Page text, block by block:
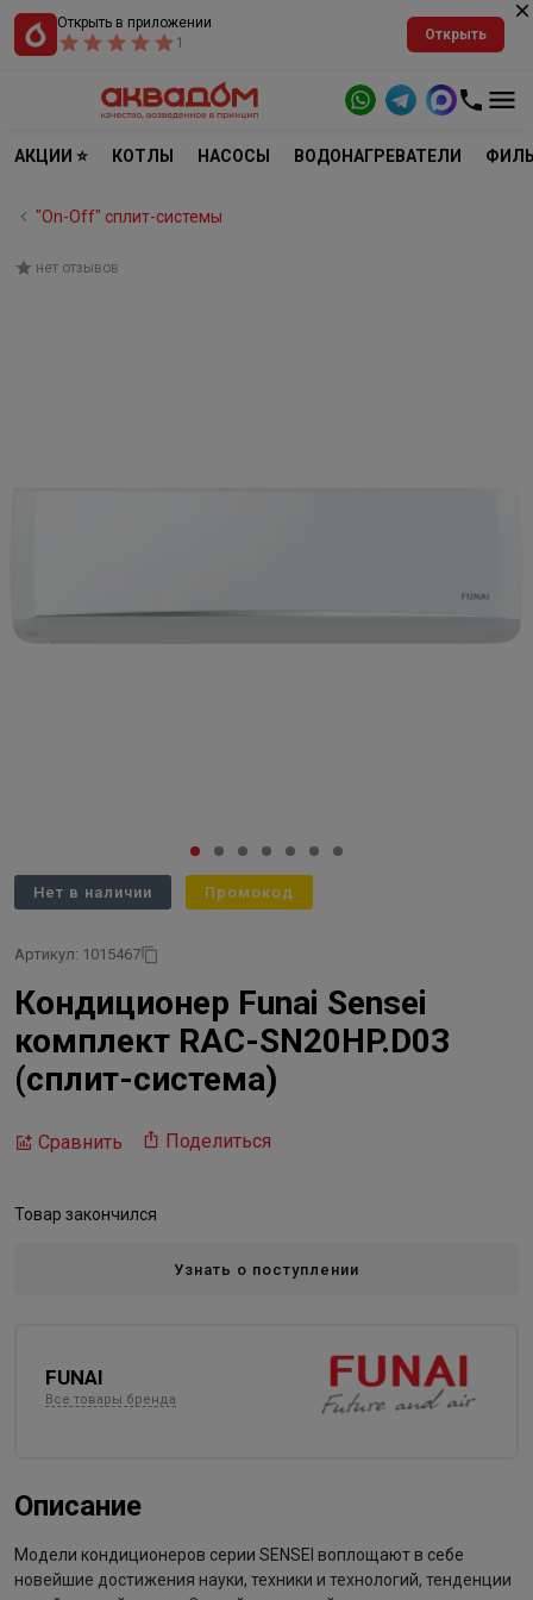
Открыть в приложении
1
Открыть
АКЦИИ ⭐ КОТЛЫ НАСОСЫ ВОДОНАГРЕВАТЕЛИ
"On-Off" cплит-системы
нет отзывов
Нет в наличии Промокод
Артикул: 1015467
Кондиционер Funai Sensei
комплект RAC-SN20HP.D03
(сплит-система)
Сравнить Поделиться
Товар закончился
Узнать о поступлении
FUNAI
Все товары бренда
Описание
Модели кондиционеров серии SENSEI воплощают в себе
новейшие достижения науки, техники и технологий, тенденции